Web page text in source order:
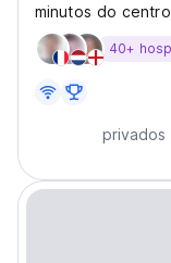
minutos do
grande quintal
onde pode40+